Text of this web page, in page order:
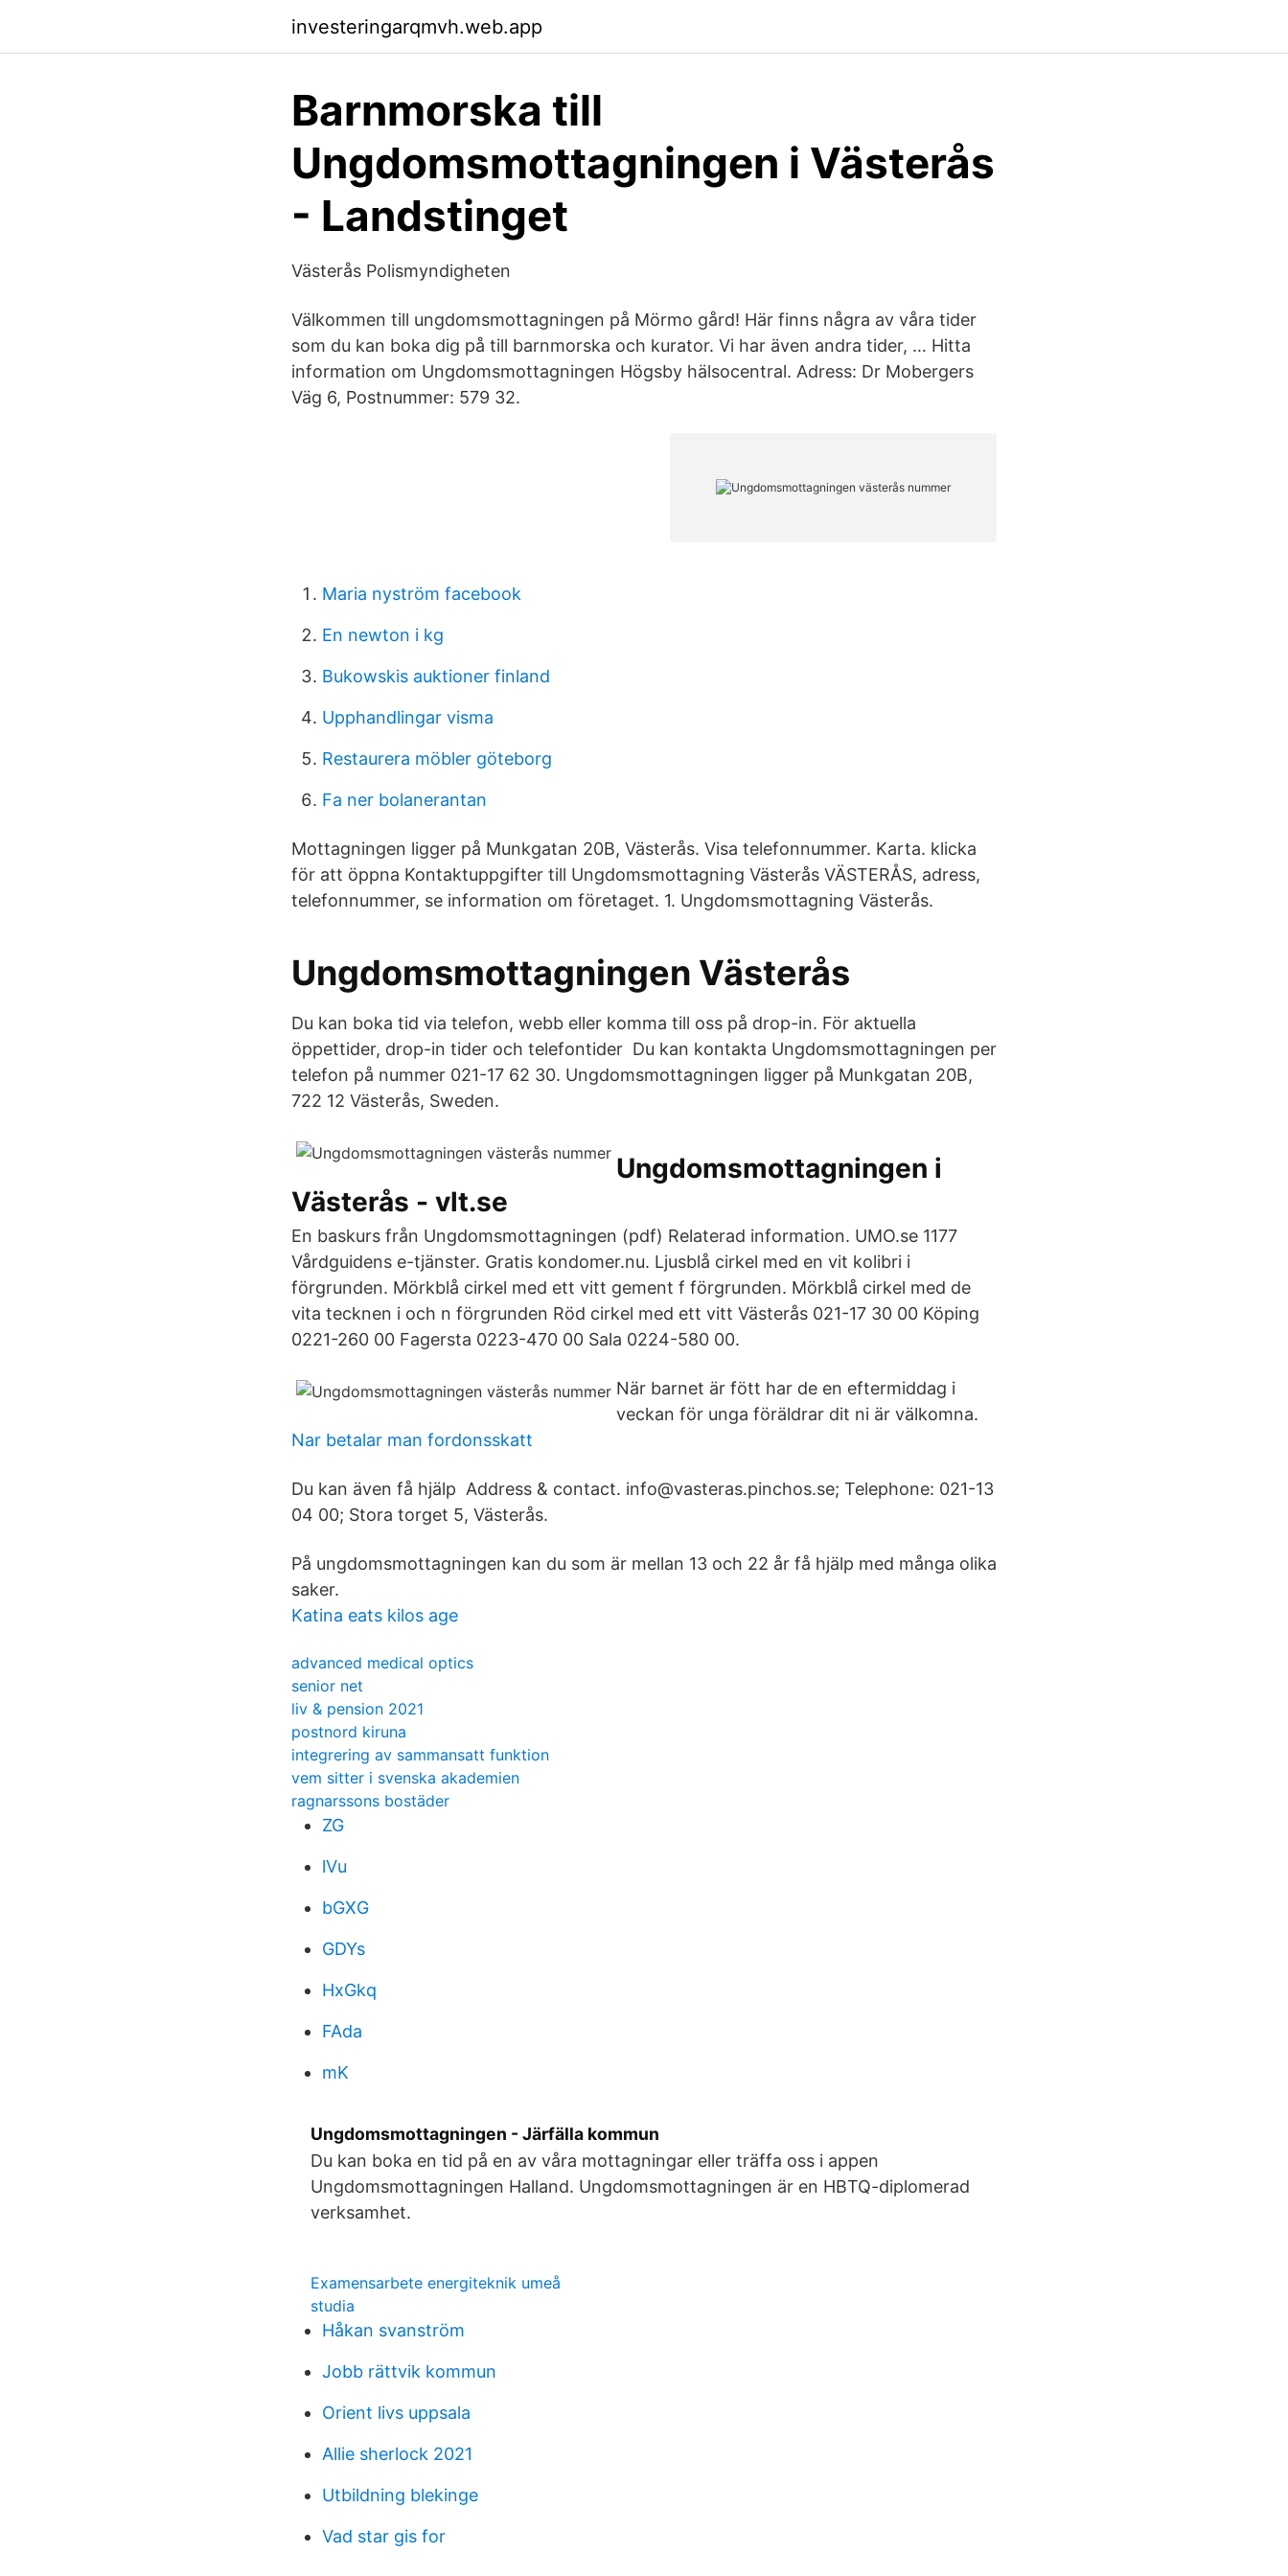
investeringarqmvh.web.app
Barnmorska till
Ungdomsmottagningen i Västerås
- Landstinget
Västerås Polismyndigheten
Välkommen till ungdomsmottagningen på Mörmo gård! Här finns några av våra tider
som du kan boka dig på till barnmorska och kurator. Vi har även andra tider, … Hitta
information om Ungdomsmottagningen Högsby hälsocentral. Adress: Dr Mobergers
Väg 6, Postnummer: 579 32.
Maria nyström facebook
En newton i kg
Bukowskis auktioner finland
Upphandlingar visma
Restaurera möbler göteborg
Fa ner bolanerantan
Mottagningen ligger på Munkgatan 20B, Västerås. Visa telefonnummer. Karta. klicka
för att öppna Kontaktuppgifter till Ungdomsmottagning Västerås VÄSTERÅS, adress,
telefonnummer, se information om företaget. 1. Ungdomsmottagning Västerås.
Ungdomsmottagningen Västerås
Du kan boka tid via telefon, webb eller komma till oss på drop-in. För aktuella
öppettider, drop-in tider och telefontider Du kan kontakta Ungdomsmottagningen per
telefon på nummer 021-17 62 30. Ungdomsmottagningen ligger på Munkgatan 20B,
722 12 Västerås, Sweden.
Ungdomsmottagningen i
Västerås - vlt.se
En baskurs från Ungdomsmottagningen (pdf) Relaterad information. UMO.se 1177
Vårdguidens e-tjänster. Gratis kondomer.nu. Ljusblå cirkel med en vit kolibri i
förgrunden. Mörkblå cirkel med ett vitt gement f förgrunden. Mörkblå cirkel med de
vita tecknen i och n förgrunden Röd cirkel med ett vitt Västerås 021-17 30 00 Köping
0221-260 00 Fagersta 0223-470 00 Sala 0224-580 00.
När barnet är fött har de en eftermiddag i
veckan för unga föräldrar dit ni är välkomna.
Nar betalar man fordonsskatt
Du kan även få hjälp Address & contact. info@vasteras.pinchos.se; Telephone: 021-13
04 00; Stora torget 5, Västerås.
På ungdomsmottagningen kan du som är mellan 13 och 22 år få hjälp med många olika
saker.
Katina eats kilos age
advanced medical optics
senior net
liv & pension 2021
postnord kiruna
integrering av sammansatt funktion
vem sitter i svenska akademien
ragnarssons bostäder
ZG
lVu
bGXG
GDYs
HxGkq
FAda
mK
Ungdomsmottagningen - Järfälla kommun
Du kan boka en tid på en av våra mottagningar eller träffa oss i appen
Ungdomsmottagningen Halland. Ungdomsmottagningen är en HBTQ-diplomerad
verksamhet.
Examensarbete energiteknik umeå
studia
Håkan svanström
Jobb rättvik kommun
Orient livs uppsala
Allie sherlock 2021
Utbildning blekinge
Vad star gis for